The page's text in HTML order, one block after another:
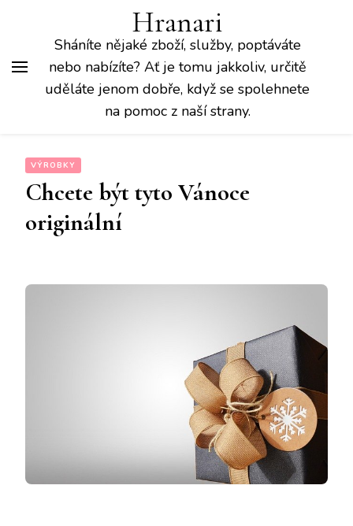
Hranari
Sháníte nějaké zboží, služby, poptáváte
nebo nabízíte? Ať je tomu jakkoliv, určitě
uděláte jenom dobře, když se spolehnete
na pomoc z naší strany.
VÝROBKY
Chcete být tyto Vánoce
originální